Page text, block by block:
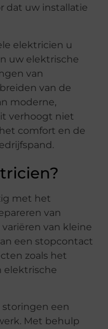
dat uw installatie
elektricien u
uw elektrische
van
van de
moderne,
verhoogt niet
comfort en de
met het
van
van kleine
een stopcontact
zoals het
elektrische
storingen een
Met behulp